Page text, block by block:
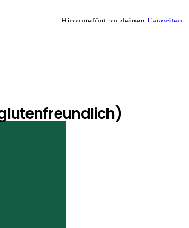
Hinzugefügt zu deinen Favoriten